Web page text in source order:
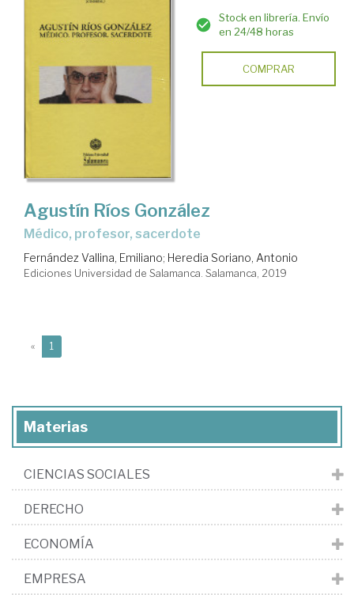
Stock en librería. Envío
en 24/48 horas
COMPRAR
Agustín Ríos González
médico, profesor, sacerdote
Fernández Vallina, Emiliano; Heredia Soriano, Antonio
Ediciones Universidad de Salamanca. Salamanca, 2019
« 1
Materias
CIENCIAS SOCIALES
DERECHO
ECONOMÍA
EMPRESA